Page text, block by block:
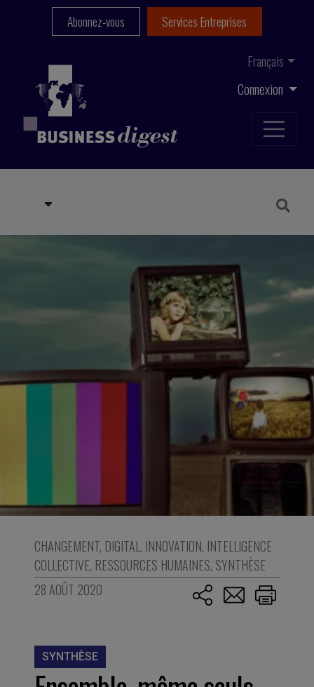
Connexion
Français
Abonnez-vous Services Entreprises
CHANGEMENT, DIGITAL, INNOVATION, INTELLIGENCE
COLLECTIVE, RESSOURCES HUMAINES, SYNTHÈSE
28 AOÛT 2020
SYNTHÈSE